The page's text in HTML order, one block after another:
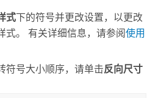
式下的符号并更改设置，以更改
式。 有关详细信息，请参阅使用
符号大小顺序，请单击反向尺寸